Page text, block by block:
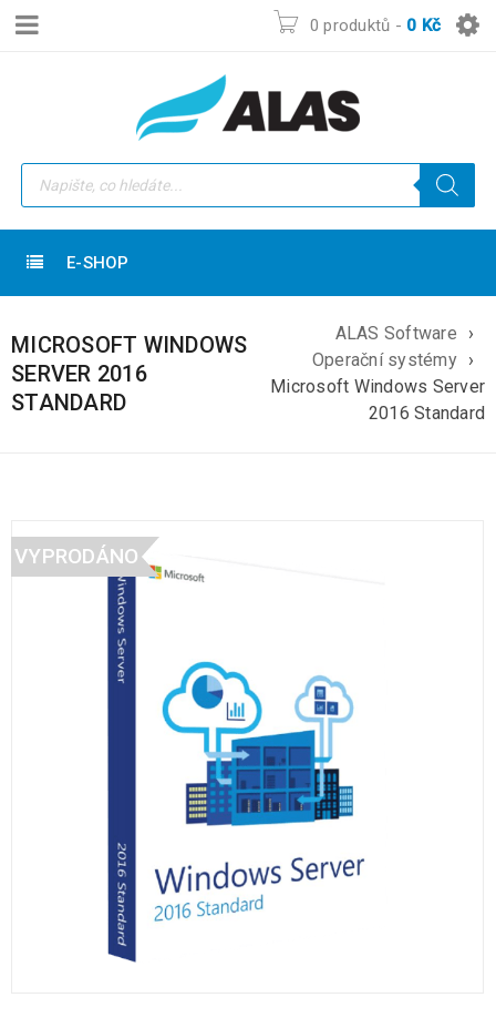
0 produktů - 0 Kč
E-SHOP
MICROSOFT WINDOWS
SERVER 2016
STANDARD
ALAS Software
›
Operační systémy ›
Microsoft Windows Server
2016 Standard
VYPRODÁNO